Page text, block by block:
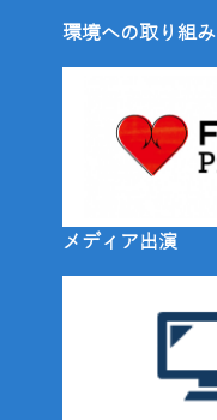
環境への取り組み
メディア出演